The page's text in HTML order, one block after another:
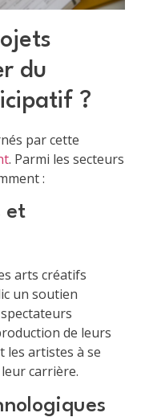
du
?
par cette
. Parmi les secteurs
:
et
arts créatifs
un soutien
de leurs
artistes à se
carrière.